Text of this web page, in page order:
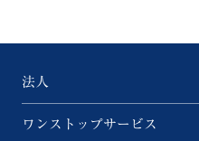
法人
ワンストップサービス